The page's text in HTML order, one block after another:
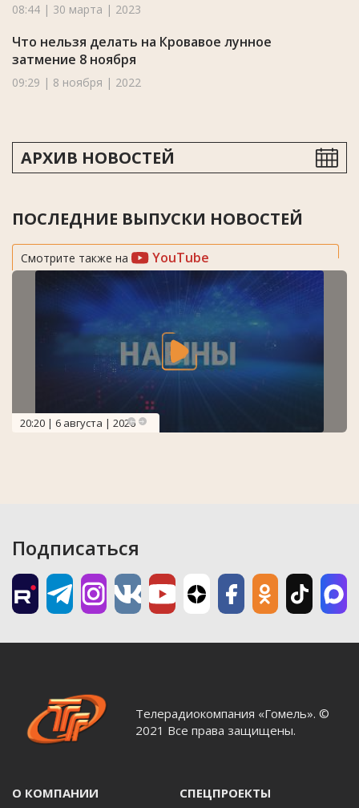
08:44 | 30 марта | 2023
Что нельзя делать на Кровавое лунное
затмение 8 ноября
09:29 | 8 ноября | 2022
АРХИВ НОВОСТЕЙ
ПОСЛЕДНИЕ ВЫПУСКИ НОВОСТЕЙ
Смотрите также на YouTube
20:20 | 6 августа | 2026
Подписаться
Телерадиокомпания «Гомель». ©
2021 Все права защищены.
О КОМПАНИИ СПЕЦПРОЕКТЫ